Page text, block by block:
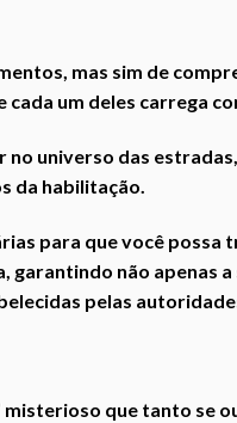
mas sim de
um deles carrega
universo das
da habilitação.
para que você possa
garantindo não apenas
pelas
misterioso que tanto se